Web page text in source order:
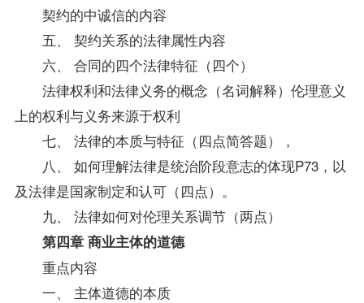
契约的中诚信的内容
五、 契约关系的法律属性内容
六、 合同的四个法律特征（四个）
法律权利和法律义务的概念（名词解释）伦理意义
上的权利与义务来源于权利
七、 法律的本质与特征（四点简答题），
八、 如何理解法律是统治阶段意志的体现P73，以
及法律是国家制定和认可（四点）。
九、 法律如何对伦理关系调节（两点）
第四章 商业主体的道德
重点内容
一、 主体道德的本质